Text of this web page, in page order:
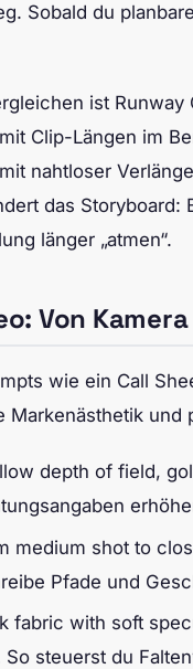
Sobald du
ist
Clip-Längen im
nahtloser
das Storyboard:
länger „atmen“.
Von
wie ein Call
und
depth of field,
medium shot to
Pfade und
fabric with soft
steuerst du